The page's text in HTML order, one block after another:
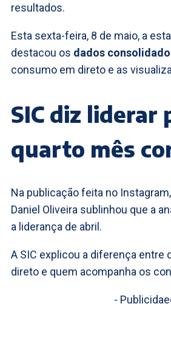
resultados.
Esta sexta-feira, 8 de maio, a
destacou os dados
consumo em direto e as
SIC diz liderar
quarto mês
Na publicação feita no
Daniel Oliveira sublinhou que a
a liderança de abril.
A SIC explicou a diferença entre
direto e quem acompanha os
-